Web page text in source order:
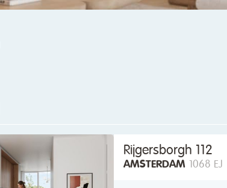
Rijgersborgh 112
AMSTERDAM 1068 EJ